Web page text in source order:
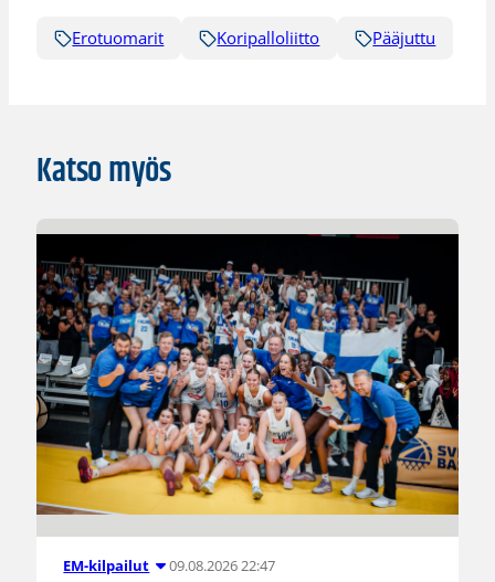
Erotuomarit Koripalloliitto Pääjuttu
Katso myös
EM-kilpailut 09.08.2026 22:47